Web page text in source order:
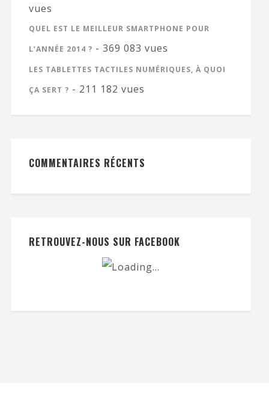
vues
QUEL EST LE MEILLEUR SMARTPHONE POUR
L’ANNÉE 2014 ? - 369 083 vues
LES TABLETTES TACTILES NUMÉRIQUES, À QUOI
ÇA SERT ? - 211 182 vues
COMMENTAIRES RÉCENTS
RETROUVEZ-NOUS SUR FACEBOOK